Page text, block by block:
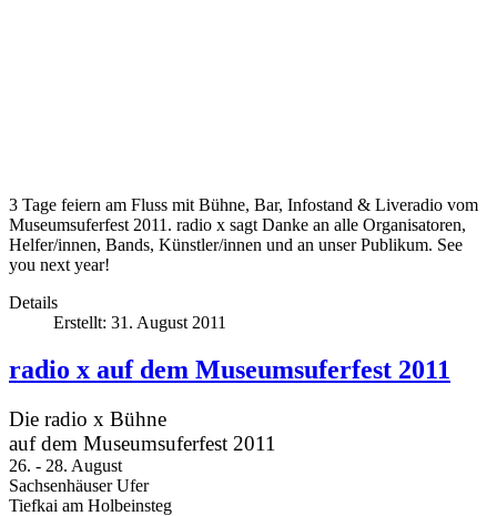
3 Tage feiern am Fluss mit Bühne, Bar, Infostand & Liveradio vom
Museumsuferfest 2011. radio x sagt Danke an alle Organisatoren,
Helfer/innen, Bands, Künstler/innen und an unser Publikum. See
you next year!
Details
Erstellt: 31. August 2011
radio x auf dem Museumsuferfest 2011
Die radio x Bühne
auf dem Museumsuferfest 2011
26. - 28. August
Sachsenhäuser Ufer
Tiefkai am Holbeinsteg